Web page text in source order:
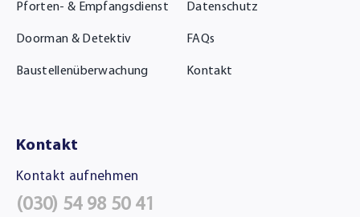
Pforten- & Empfangsdienst
Doorman & Detektiv
Baustellenüberwachung
Datenschutz
FAQs
Kontakt
Kontakt
Kontakt aufnehmen
(030) 54 98 50 41